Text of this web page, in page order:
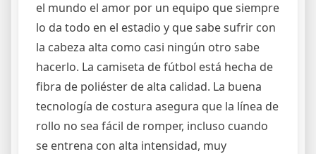
el mundo el amor por un equipo que siempre
lo da todo en el estadio y que sabe sufrir con
la cabeza alta como casi ningún otro sabe
hacerlo. La camiseta de fútbol está hecha de
fibra de poliéster de alta calidad. La buena
tecnología de costura asegura que la línea de
rollo no sea fácil de romper, incluso cuando
se entrena con alta intensidad, muy